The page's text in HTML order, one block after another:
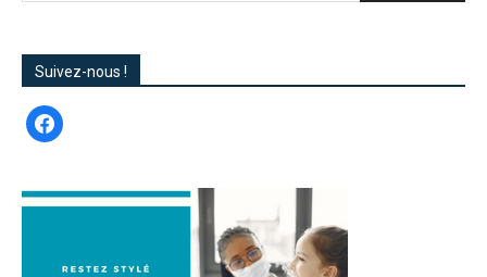
Suivez-nous !
facebook